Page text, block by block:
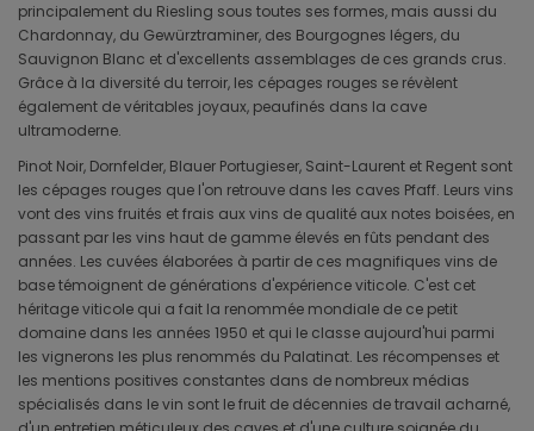
principalement du Riesling sous toutes ses formes, mais aussi du
Chardonnay, du Gewürztraminer, des Bourgognes légers, du
Sauvignon Blanc et d'excellents assemblages de ces grands crus.
Grâce à la diversité du terroir, les cépages rouges se révèlent
également de véritables joyaux, peaufinés dans la cave
ultramoderne.
Pinot Noir, Dornfelder, Blauer Portugieser, Saint-Laurent et Regent sont
les cépages rouges que l'on retrouve dans les caves Pfaff. Leurs vins
vont des vins fruités et frais aux vins de qualité aux notes boisées, en
passant par les vins haut de gamme élevés en fûts pendant des
années. Les cuvées élaborées à partir de ces magnifiques vins de
base témoignent de générations d'expérience viticole. C'est cet
héritage viticole qui a fait la renommée mondiale de ce petit
domaine dans les années 1950 et qui le classe aujourd'hui parmi
les vignerons les plus renommés du Palatinat. Les récompenses et
les mentions positives constantes dans de nombreux médias
spécialisés dans le vin sont le fruit de décennies de travail acharné,